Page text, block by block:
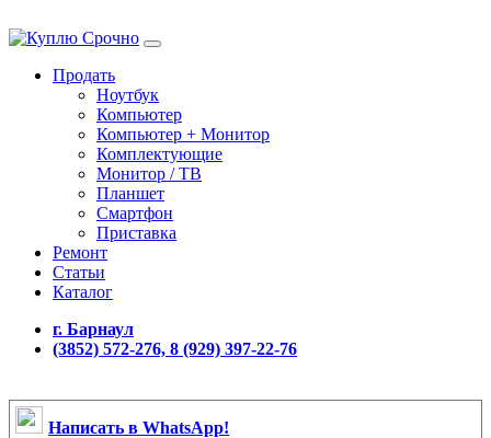
Продать
Ноутбук
Компьютер
Компьютер + Монитор
Комплектующие
Монитор / ТВ
Планшет
Смартфон
Приставка
Ремонт
Статьи
Каталог
г. Барнаул
(3852) 572-276, 8 (929) 397-22-76
Написать в WhatsApp!